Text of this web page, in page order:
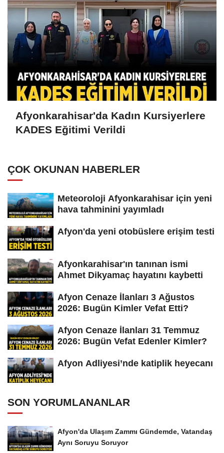
Afyonkarahisar'da Kadın Kursiyerlere
KADES Eğitimi Verildi
ÇOK OKUNAN HABERLER
Meteoroloji Afyonkarahisar için yeni
hava tahminini yayımladı
Afyon'da yeni otobüslere erişim testi
Afyonkarahisar'ın tanınan ismi
Ahmet Dikyamaç hayatını kaybetti
Afyon Cenaze İlanları 3 Ağustos
2026: Bugün Kimler Vefat Etti?
Afyon Cenaze İlanları 31 Temmuz
2026: Bugün Vefat Edenler Kimler?
Afyon Adliyesi’nde katiplik heyecanı
SON YORUMLANANLAR
Afyon'da Ulaşım Zammı Gündemde, Vatandaş
Aynı Soruyu Soruyor